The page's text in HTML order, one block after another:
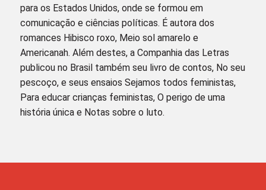
para os Estados Unidos, onde se formou em
comunicação e ciências políticas. É autora dos
romances Hibisco roxo, Meio sol amarelo e
Americanah. Além destes, a Companhia das Letras
publicou no Brasil também seu livro de contos, No seu
pescoço, e seus ensaios Sejamos todos feministas,
Para educar crianças feministas, O perigo de uma
história única e Notas sobre o luto.